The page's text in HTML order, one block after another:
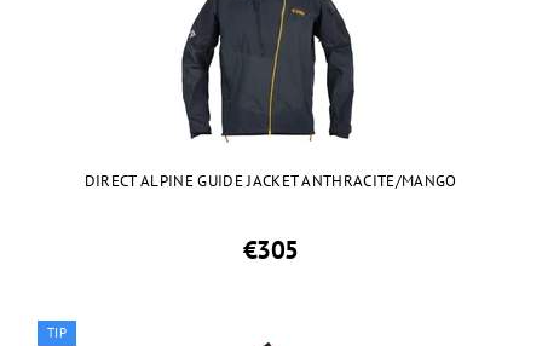
DIRECT ALPINE GUIDE JACKET ANTHRACITE/MANGO
€305
TIP